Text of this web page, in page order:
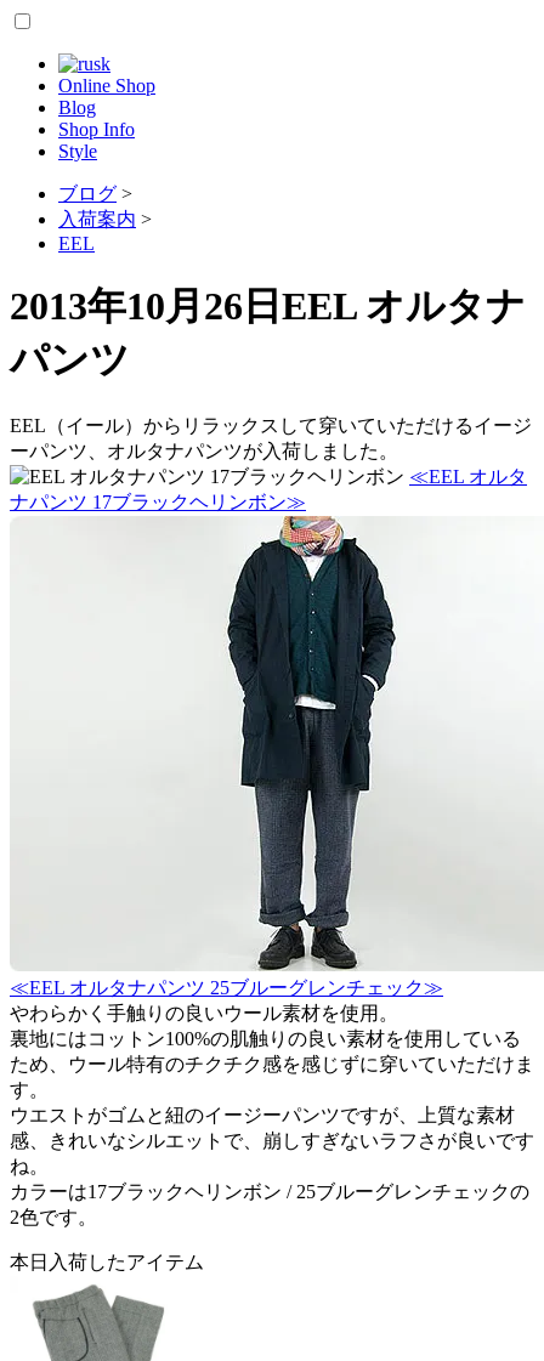
Online Shop
Blog
Shop Info
Style
ブログ >
入荷案内 >
EEL
2013年10月26日 EEL オルタナ
パンツ
EEL（イール）からリラックスして穿いていただけるイージ
ーパンツ、オルタナパンツが入荷しました。
≪EEL オルタ
ナパンツ 17ブラックヘリンボン≫
≪EEL オルタナパンツ 25ブルーグレンチェック≫
やわらかく手触りの良いウール素材を使用。
裏地にはコットン100%の肌触りの良い素材を使用している
ため、ウール特有のチクチク感を感じずに穿いていただけま
す。
ウエストがゴムと紐のイージーパンツですが、上質な素材
感、きれいなシルエットで、崩しすぎないラフさが良いです
ね。
カラーは17ブラックヘリンボン / 25ブルーグレンチェックの
2色です。
本日入荷したアイテム